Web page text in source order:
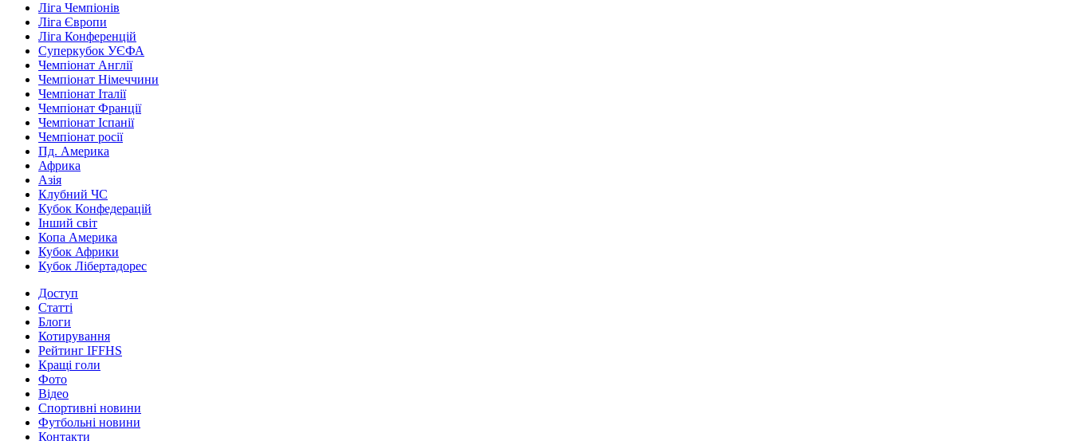
Ліга Чемпіонів
Ліга Європи
Ліга Конференцій
Суперкубок УЄФА
Чемпіонат Англії
Чемпіонат Німеччини
Чемпіонат Італії
Чемпіонат Франції
Чемпіонат Іспанії
Чемпіонат росії
Пд. Америка
Африка
Азія
Клубний ЧС
Кубок Конфедерацій
Інший світ
Копа Америка
Кубок Африки
Кубок Лібертадорес
Доступ
Статті
Блоги
Котирування
Рейтинг IFFHS
Кращі голи
Фото
Відео
Спортивні новини
Футбольні новини
Контакти